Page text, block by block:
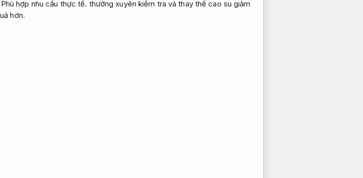
Phù hợp nhu cầu thực tế. thường xuyên kiểm tra và thay thế cao su giảm
hơn.